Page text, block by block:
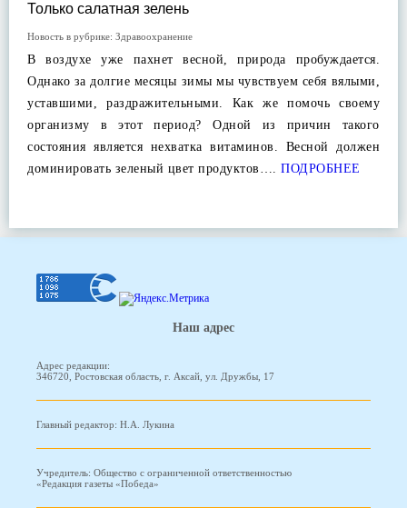
Только салатная зелень
Новость в рубрике: Здравоохранение
В воздухе уже пахнет весной, природа пробуждается.
Однако за долгие месяцы зимы мы чувствуем себя вялыми,
уставшими, раздражительными. Как же помочь своему
организму в этот период? Одной из причин такого
состояния является нехватка витаминов. Весной должен
доминировать зеленый цвет продуктов…. ПОДРОБНЕЕ
Наш адрес
Адрес редакции:
346720, Ростовская область, г. Аксай, ул. Дружбы, 17
Главный редактор: Н.А. Лукина
Учредитель: Общество с ограниченной ответственностью
«Редакция газеты «Победа»